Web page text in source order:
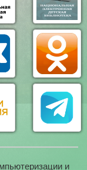
и